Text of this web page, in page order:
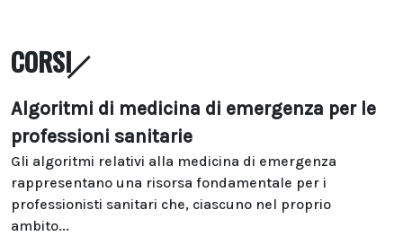
CORSI
Algoritmi di medicina di emergenza per le
professioni sanitarie
Gli algoritmi relativi alla medicina di emergenza
rappresentano una risorsa fondamentale per i
professionisti sanitari che, ciascuno nel proprio
ambito...